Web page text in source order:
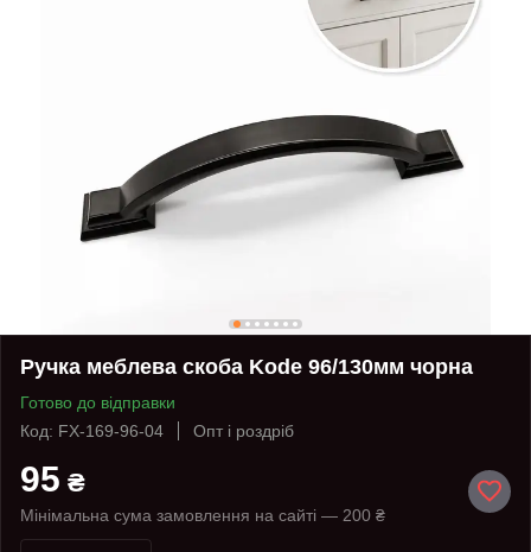
Ручка меблева скоба Kode 96/130мм чорна
Готово до відправки
Код: FX-169-96-04
Опт і роздріб
95 ₴
Мінімальна сума замовлення на сайті — 200 ₴